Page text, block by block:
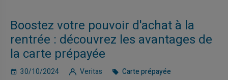
Boostez votre pouvoir d'achat à la
rentrée : découvrez les avantages de
la carte prépayée
30/10/2024 Veritas Carte prépayée